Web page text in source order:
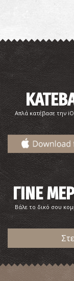
Απλά κατέβασε την
ΓΙΝΕ
Βάλε το δικό σου